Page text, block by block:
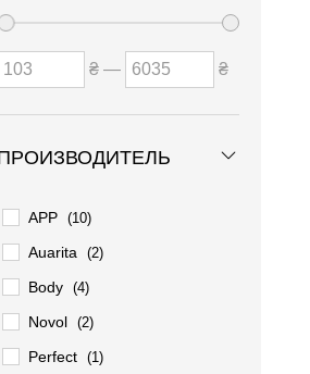
₴ — ₴
APP (10)
Auarita (2)
Body (4)
Novol (2)
Perfect (1)